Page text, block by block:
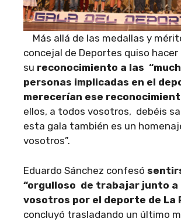
Más allá de las medallas y
concejal de Deportes quiso
su reconocimiento a las
personas implicadas en el
merecerían ese
ellos, a todos vosotros, debéis
esta gala también es un
vosotros”.
Eduardo Sánchez confesó
“orgulloso de trabajar junto a
vosotros por el deporte de La
concluyó trasladando un último